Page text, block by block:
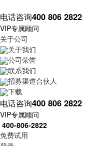
电话咨询400 806 2822
VIP专属顾问
关于公司
关于我们
公司荣誉
联系我们
招募渠道合伙人
下载
电话咨询400 806 2822
VIP专属顾问
400-806-2822
免费试用